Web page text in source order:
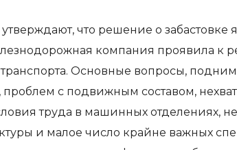
что решение о
компания проявила к
транспорта. Основные вопросы,
проблем с подвижным составом,
труда в машинных отделениях,
и малое число крайне важных